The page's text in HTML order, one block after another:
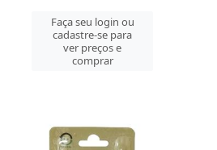
Faça seu login ou
cadastre-se para
ver preços e
comprar